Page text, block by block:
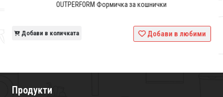
OUTPERFORM Формичка за кошнички
Добави в количката Добави в любими
Продукти